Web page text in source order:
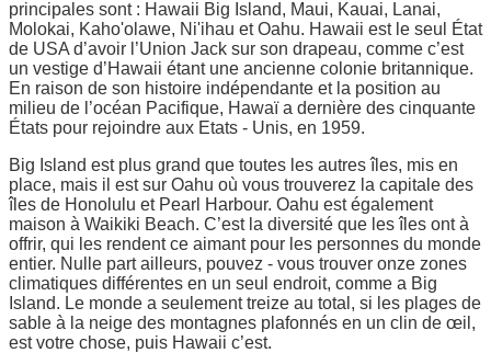
principales sont : Hawaii Big Island, Maui, Kauai, Lanai,
Molokai, Kaho'olawe, Ni'ihau et Oahu. Hawaii est le seul État
de USA d’avoir l’Union Jack sur son drapeau, comme c’est
un vestige d’Hawaii étant une ancienne colonie britannique.
En raison de son histoire indépendante et la position au
milieu de l’océan Pacifique, Hawaï a dernière des cinquante
États pour rejoindre aux Etats - Unis, en 1959.
Big Island est plus grand que toutes les autres îles, mis en
place, mais il est sur Oahu où vous trouverez la capitale des
îles de Honolulu et Pearl Harbour. Oahu est également
maison à Waikiki Beach. C’est la diversité que les îles ont à
offrir, qui les rendent ce aimant pour les personnes du monde
entier. Nulle part ailleurs, pouvez - vous trouver onze zones
climatiques différentes en un seul endroit, comme a Big
Island. Le monde a seulement treize au total, si les plages de
sable à la neige des montagnes plafonnés en un clin de œil,
est votre chose, puis Hawaii c’est.